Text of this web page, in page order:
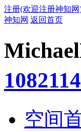
注册(欢迎注册神知网
神知网 返回首页
1082114
空间